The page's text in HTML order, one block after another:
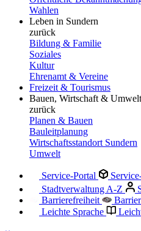
Wahlen
Leben in Sundern
zurück
Bildung & Familie
Soziales
Kultur
Ehrenamt & Vereine
Freizeit & Tourismus
Bauen, Wirtschaft & Umwelt
zurück
Planen & Bauen
Bauleitplanung
Wirtschaftsstandort Sundern
Umwelt
Service-Portal
Stadtverwaltung A-Z
Barrierefreiheit
Leichte Sprache